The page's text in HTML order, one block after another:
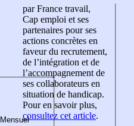
par France travail,
Cap emploi et ses
partenaires pour ses
actions concrètes en
faveur du recrutement,
de l’intégration et de
l’accompagnement de
ses collaborateurs en
situation de handicap.
Pour en savoir plus,
consultez cet article.